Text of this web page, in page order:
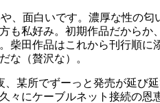
、面白いです。濃厚な性の匂
も私好み。初期作品だからか
柴田作品はこれから刊行順に
な（贅沢な）。
某所でずーっと発売が延び
々にケーブルネット接続の恩